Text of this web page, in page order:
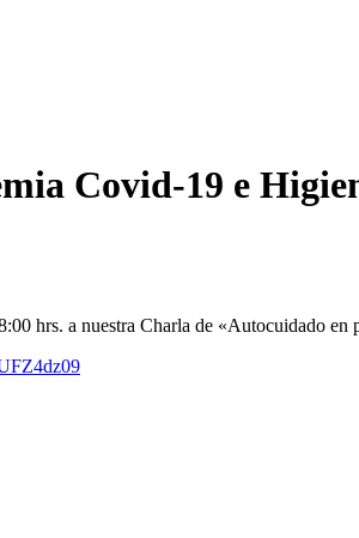
Covid-19 e
hrs. a nuestra Charla de «Autocuidado